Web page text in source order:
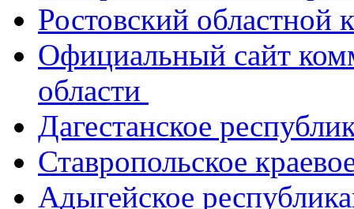
Ростовский
Официальный сайт
области
Дагестанское
Ставропольское
Адыгейское